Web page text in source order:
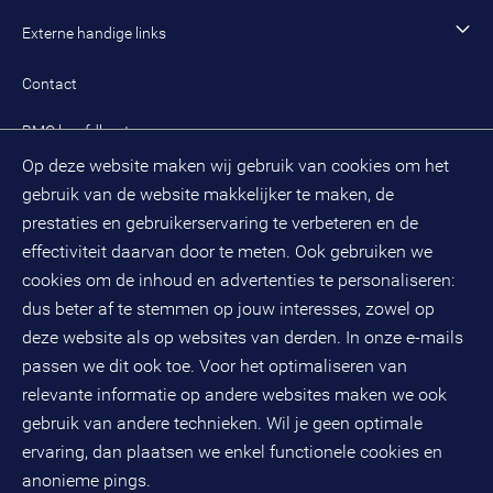
Op deze website maken wij gebruik van cookies om het
gebruik van de website makkelijker te maken, de
prestaties en gebruikerservaring te verbeteren en de
effectiviteit daarvan door te meten. Ook gebruiken we
cookies om de inhoud en advertenties te personaliseren:
dus beter af te stemmen op jouw interesses, zowel op
deze website als op websites van derden. In onze e-mails
passen we dit ook toe. Voor het optimaliseren van
relevante informatie op andere websites maken we ook
gebruik van andere technieken. Wil je geen optimale
ervaring, dan plaatsen we enkel functionele cookies en
anonieme pings.
Onze cultuur en organisatie
Inloggen mijn BMC
Meest gestelde vragen mijn BMC
Evenementen
Alle artikelen
Externe handige links
Public spirit
Contact
BMC hoofdkantoor
(033) 496 52 00
Databankweg 26 D
3821 ALAmersfoort
Postbus 490
3800 AL Amersfoort
KvK-nummer: 32078667
BTW-nummer: NL808663598B01
Volg ons op social media